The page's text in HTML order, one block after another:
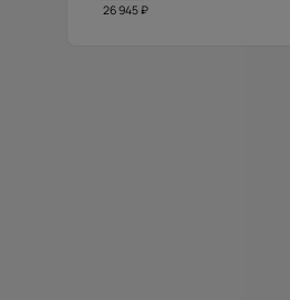
26 945 ₽